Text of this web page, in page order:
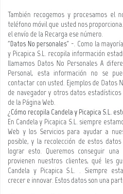
También recogemos y procesamos el
teléfono móvil que usted nos
el envío de la Recarga ese número.
"Datos No personales" -. Como la
y Picapica S.L. recopila información
llamamos Datos No Personales A
Personal, esta información no se
contactar con usted. Ejemplos de Datos
de navegador y otros datos
de la Página Web.
¿Cómo recopila Candela y Picapica S.L.
En Candela y Picapica S.L. siempre
Web y los Servicios para ayudar a
posible, y la recolección de estos
lograr esto. Queremos conseguir
provienen nuestros clientes, qué les
Candela y Picapica S.L. . Siempre
crecer e innovar. Estos datos son una